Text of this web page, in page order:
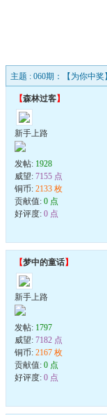
主题 : 060期：【为你中
【森林过客】
新手上路
发帖: 1928
威望: 7155 点
铜币: 2133 枚
贡献值: 0 点
好评度: 0 点
【梦中的童话】
新手上路
发帖: 1797
威望: 7182 点
铜币: 2167 枚
贡献值: 0 点
好评度: 0 点